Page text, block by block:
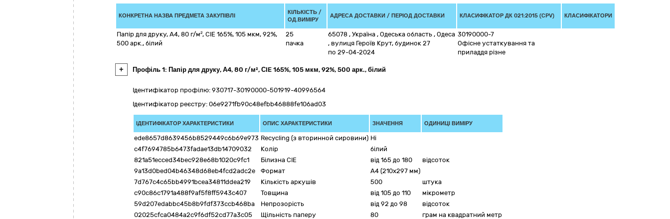
КОНКРЕТНА НАЗВА ПРЕДМЕТА ЗАКУПІВЛІ
КІЛЬКІСТЬ /
ОД.ВИМІРУ
АДРЕСА ДОСТАВКИ / ПЕРІОД ДОСТАВКИ КЛАСИФІКАТОР ДК 021:2015 (CPV) КЛАСИФІКАТОРИ
Папір для друку, А4, 80 г/м², СIE 165%, 105 мкм, 92%,
500 арк., білий
25
пачка
65078 , Україна , Одеська область , Одеса
, вулиця Героїв Крут, будинок 27
по 29-04-2024
30190000-7
Офісне устаткування та
приладдя різне
+ Профіль 1: Папір для друку, А4, 80 г/м², СIE 165%, 105 мкм, 92%, 500 арк., білий
Ідентифікатор профілю: 930717-30190000-501919-40996564
Ідентифікатор реєстру: 06e9271fb90c48efbb46888fe106ad03
ІДЕНТИФІКАТОР ХАРАКТЕРИСТИКИ ОПИС ХАРАКТЕРИСТИКИ ЗНАЧЕННЯ ОДИНИЦІ ВИМІРУ
ede8657d8639456b8529449c6b69e973 Recycling (з вторинной сировини) Ні
c4f7694785b6473fadae13db14709032
Колір
білий
821a51ecced34bec928e68b1020c9fc1
Білизна CIE від 165 до 180
відсоток
9a13d0bed04b46348d68eb4fcd2adc2e
Формат
A4 (210х297 мм)
7d767c4c65bb4991bcea34811ddea219
Кількість аркушів 500
штука
c90c86c1791a488f9af5f8ff5943c407
Товщина від 105 до 110
мікрометр
59d207edabbc45b8b9fdf373ccb468ba
Непрозорість від 92 до 98
відсоток
02025cfca0484a2c9f6df52cd77a3c05
Щільність паперу 80 грам на квадратний метр